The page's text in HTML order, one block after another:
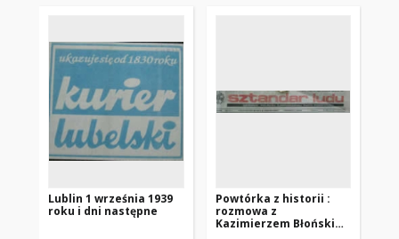
Lublin 1 września 1939
roku i dni następne
Powtórka z historii :
rozmowa z
Kazimierzem Błońskim